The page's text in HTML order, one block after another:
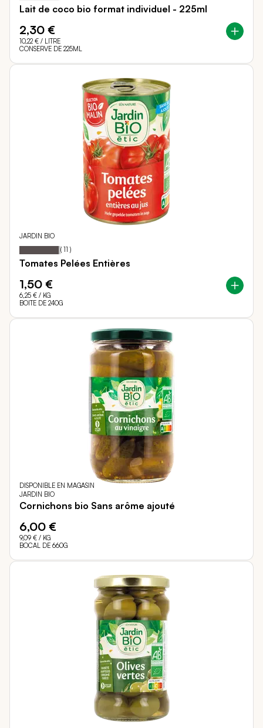
Lait de coco bio format individuel - 225ml
2,30 €
10,22 € / LITRE
CONSERVE DE 225ML
JARDIN BIO
Notation: 95
% of
( 11 )
Tomates Pelées Entières
1,50 €
6,25 € / KG
BOITE DE 240G
DISPONIBLE EN MAGASIN
JARDIN BIO
Cornichons bio Sans arôme ajouté
6,00 €
9,09 € / KG
BOCAL DE 660G